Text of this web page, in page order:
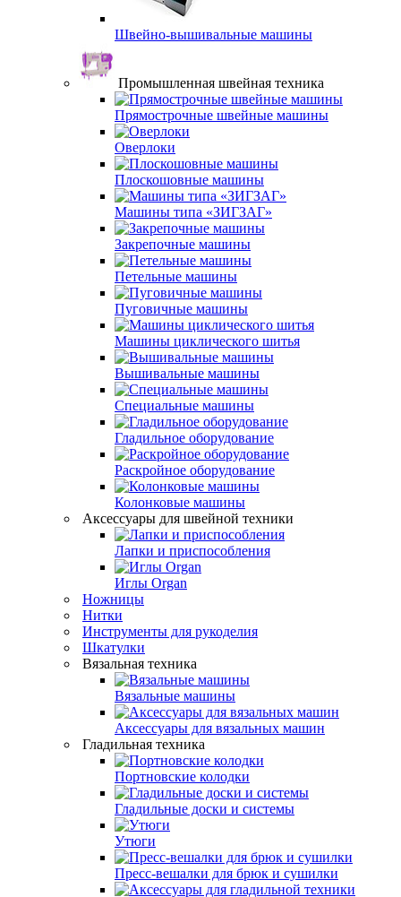
Швейно-вышивальные машины
Промышленная швейная техника
Прямострочные швейные машины
Оверлоки
Плоскошовные машины
Машины типа «ЗИГЗАГ»
Закрепочные машины
Петельные машины
Пуговичные машины
Машины циклического шитья
Вышивальные машины
Специальные машины
Гладильное оборудование
Раскройное оборудование
Колонковые машины
Аксессуары для швейной техники
Лапки и приспособления
Иглы Organ
Ножницы
Нитки
Инструменты для рукоделия
Шкатулки
Вязальная техника
Вязальные машины
Аксессуары для вязальных машин
Гладильная техника
Портновские колодки
Гладильные доски и системы
Утюги
Пресс-вешалки для брюк и сушилки